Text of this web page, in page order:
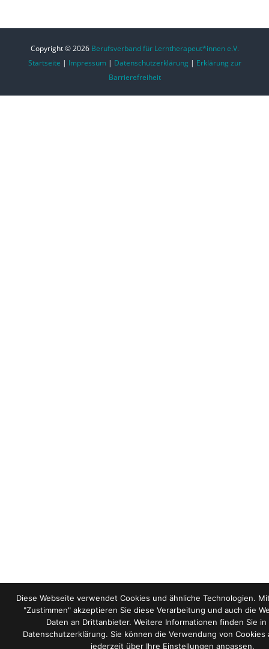
Copyright © 2026 Berufsverband für Lerntherapeut*innen e.V.
Startseite | Impressum | Datenschutzerklärung | Erklärung zur
Barrierefreiheit
Diese Webseite verwendet Cookies und ähnliche Technologien.
"Zustimmen" akzeptieren Sie diese Verarbeitung und auch die
Daten an Drittanbieter. Weitere Informationen finden Sie
Datenschutzerklärung. Sie können die Verwendung von Cookies
jederzeit über Ihre Einstellungen anpassen.